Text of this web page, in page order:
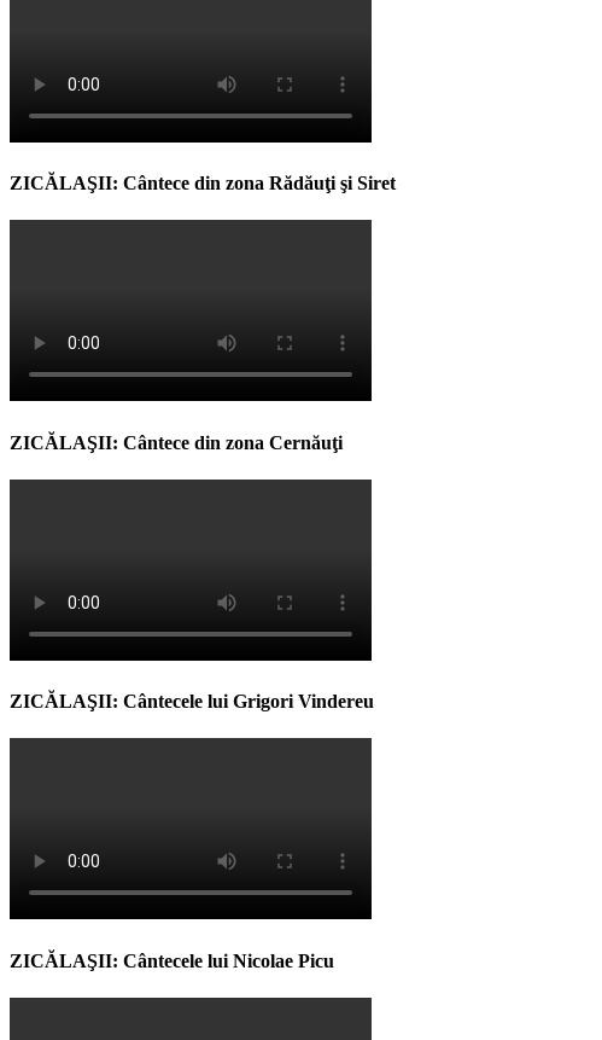
ZICĂLAŞII: Cântece din zona Rădăuţi şi Siret
ZICĂLAŞII: Cântece din zona Cernăuţi
ZICĂLAŞII: Cântecele lui Grigori Vindereu
ZICĂLAŞII: Cântecele lui Nicolae Picu